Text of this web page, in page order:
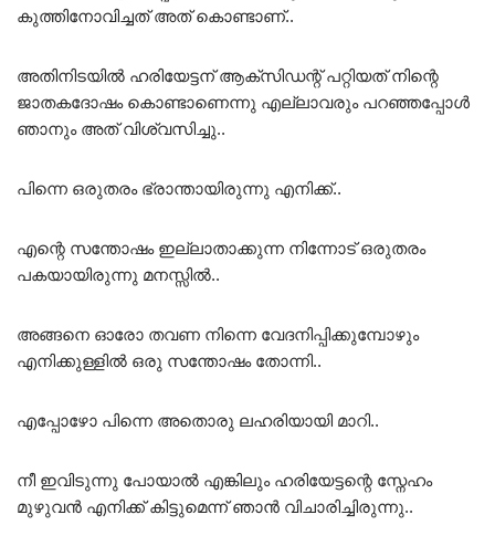
കുത്തിനോവിച്ചത് അത് കൊണ്ടാണ്..
അതിനിടയിൽ ഹരിയേട്ടന് ആക്‌സിഡന്റ് പറ്റിയത് നിന്റെ
ജാതകദോഷം കൊണ്ടാണെന്നു എല്ലാവരും പറഞ്ഞപ്പോൾ
ഞാനും അത് വിശ്വസിച്ചു..
പിന്നെ ഒരുതരം ഭ്രാന്തായിരുന്നു എനിക്ക്..
എന്റെ സന്തോഷം ഇല്ലാതാക്കുന്ന നിന്നോട് ഒരുതരം
പകയായിരുന്നു മനസ്സിൽ..
അങ്ങനെ ഓരോ തവണ നിന്നെ വേദനിപ്പിക്കുമ്പോഴും
എനിക്കുള്ളിൽ ഒരു സന്തോഷം തോന്നി..
എപ്പോഴോ പിന്നെ അതൊരു ലഹരിയായി മാറി..
നീ ഇവിടുന്നു പോയാൽ എങ്കിലും ഹരിയേട്ടന്റെ സ്നേഹം
മുഴുവൻ എനിക്ക് കിട്ടുമെന്ന് ഞാൻ വിചാരിച്ചിരുന്നു..